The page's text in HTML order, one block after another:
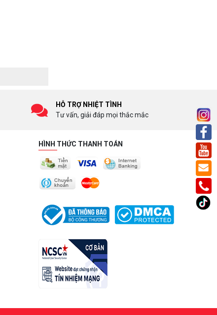
HỖ TRỢ NHIỆT TÌNH
Tư vấn, giải đáp mọi thắc mắc
HÌNH THỨC THANH TOÁN